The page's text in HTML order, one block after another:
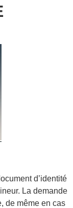
d’identité
La demande
de même en cas